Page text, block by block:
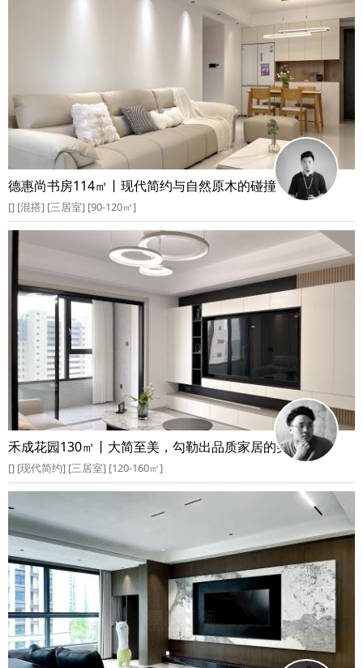
德惠尚书房114㎡丨现代简约与自然原木的碰撞
[] [混搭] [三居室] [90-120㎡]
禾成花园130㎡丨大简至美，勾勒出品质家居的美好空间
[] [现代简约] [三居室] [120-160㎡]